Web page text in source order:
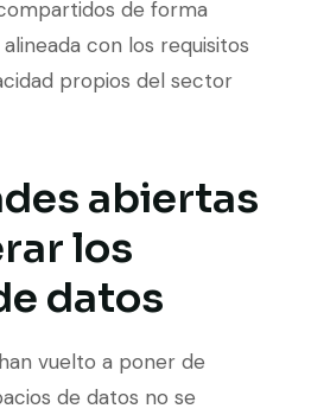
de forma
con los requisitos
propios del sector
abiertas
los
datos
vuelto a poner de
de datos no se